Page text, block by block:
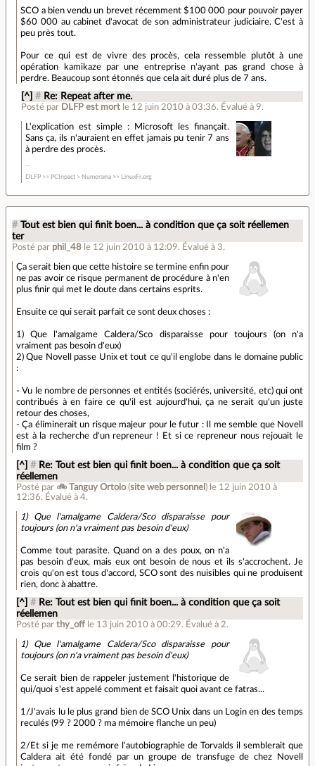
SCO a bien vendu un brevet récemment $100 000 pour pouvoir payer
$60 000 au cabinet d'avocat de son administrateur judiciaire. C'est à
peu près tout.
Pour ce qui est de vivre des procès, cela ressemble plutôt à une
opération kamikaze par une entreprise n'ayant pas grand chose à
perdre. Beaucoup sont étonnés que cela ait duré plus de 7 ans.
[^] # Re: Repeat after me.
Posté par DLFP est mort le 12 juin 2010 à 03:36. Évalué à 9.
L'explication est simple : Microsoft les finançait.
Sans ça, ils n'auraient en effet jamais pu tenir 7 ans
à perdre des procès.
DLFP >> PCInpact > Numerama >> LinuxFr.org
# Tout est bien qui finit boen... à condition que ça soit réellemen
ter
Posté par phil_48 le 12 juin 2010 à 12:09. Évalué à 3.
Ça serait bien que cette histoire se termine enfin pour
ne pas avoir ce risque permanent de procédure à n'en
plus finir qui met le doute dans certains esprits.
Ensuite ce qui serait parfait ce sont deux choses :
1) Que l'amalgame Caldera/Sco disparaisse pour toujours (on n'a
vraiment pas besoin d'eux)
2) Que Novell passe Unix et tout ce qu'il englobe dans le domaine public
:
- Vu le nombre de personnes et entités (sociérés, université, etc) qui ont
contribués à en faire ce qu'il est aujourd'hui, ça ne serait qu'un juste
retour des choses,
- Ça éliminerait un risque majeur pour le futur : Il me semble que Novell
est à la recherche d'un repreneur ! Et si ce repreneur nous rejouait le
film ?
[^] # Re: Tout est bien qui finit boen... à condition que ça soit
réellemen
Posté par 🚲 Tanguy Ortolo(site web personnel ) le 12 juin 2010 à
12:36. Évalué à4.
1) Que l'amalgame Caldera/Sco disparaisse pour
toujours (on n'a vraiment pas besoin d'eux)
Comme tout parasite. Quand on a des poux, on n'a
pas besoin d'eux, mais eux ont besoin de nous et ils s'accrochent. Je
crois qu'on est tous d'accord, SCO sont des nuisibles qui ne produisent
rien, donc à abattre.
[^] # Re: Tout est bien qui finit boen... à condition que ça soit
réellemen
Posté parthy_off le 13 juin 2010 à 00:29. Évalué à 2.
1) Que l'amalgame Caldera/Sco disparaisse pour
toujours (on n'a vraiment pas besoin d'eux)
Ce serait bien de rappeler justement l'historique de
qui/quoi s'est appelé comment et faisait quoi avant ce fatras...
1/J'avais lu le plus grand bien de SCO Unix dans un Login en des temps
reculés (99 ? 2000 ? ma mémoire flanche un peu)
2/Et si je me remémore l'autobiographie de Torvalds il semblerait que
Caldera ait été fondé par un groupe de transfuge de chez Novell